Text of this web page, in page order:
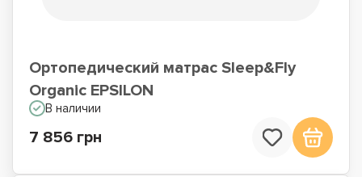
Ортопедический матрас Sleep&Fly
Organic EPSILON
В наличии
7 856 грн